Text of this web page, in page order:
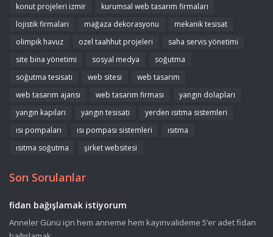
konut projeleri izmir
kurumsal web tasarım firmaları
lojistik firmaları
mağaza dekorasyonu
mekanik tesisat
olimpik havuz
ozel taahhut projeleri
saha servis yönetimi
site bina yönetimi
sosyal medya
soğutma
soğutma tesisatı
web sitesi
web tasarım
web tasarım ajansı
web tasarım firması
yangın dolapları
yangın kapıları
yangın tesisatı
yerden ısıtma sistemleri
ısı pompaları
ısı pompası sistemleri
ısıtma
ısıtma soğutma
şirket websitesi
Son Sorulanlar
fidan bağışlamak istiyorum
Anneler Günü için hem anneme hem kayınvalideme 5’er adet fidan